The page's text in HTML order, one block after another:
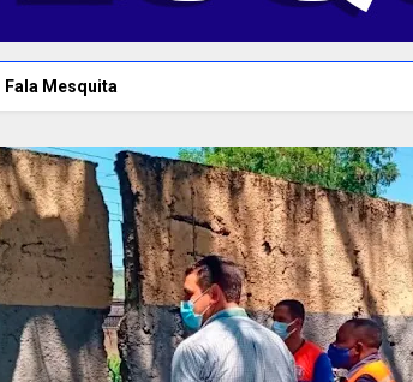
Fala Mesquita